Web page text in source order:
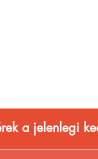
a jelenlegi